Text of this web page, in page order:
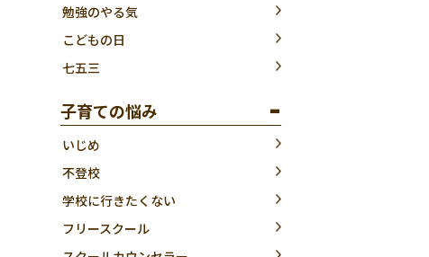
勉強のやる気
こどもの日
七五三
子育ての悩み
いじめ
不登校
学校に行きたくない
フリースクール